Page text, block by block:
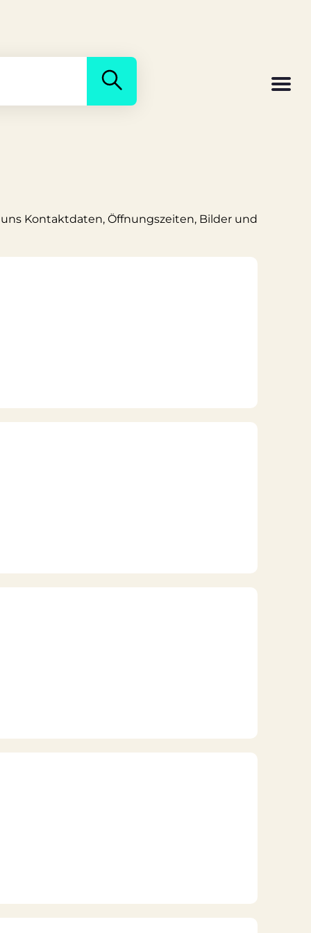
Kontaktdaten, Öffnungszeiten, Bilder und